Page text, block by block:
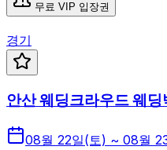
무료 VIP 입장권
경기
안산 웨딩크라우드 웨딩
08월 22일(토) ~ 08월